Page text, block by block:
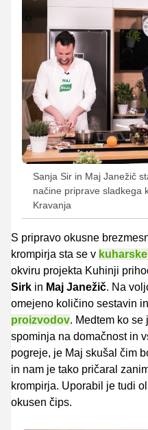
Sanja Sir in Maj Janežič
načine priprave sladkega
Kravanja
S pripravo okusne
krompirja sta se v
okviru projekta Kuhinji
Sirk in Maj Janežič. Na
omejeno količino sestavin in
proizvodov. Medtem ­­ko
spominja na domačnost in
pogreje, je Maj skušal čim
in nam je tako pričaral
krompirja. Uporabil je tudi
okusen čips.